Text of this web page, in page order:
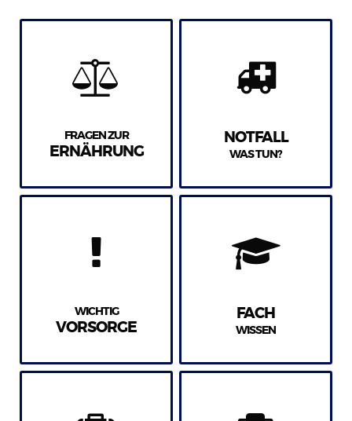
FRAGEN ZUR
ERNÄHRUNG
NOTFALL
WAS TUN?
WICHTIG
VORSORGE
FACH
WISSEN